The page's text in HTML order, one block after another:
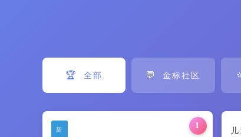
🏆 全部 💬 金标社区
1
新